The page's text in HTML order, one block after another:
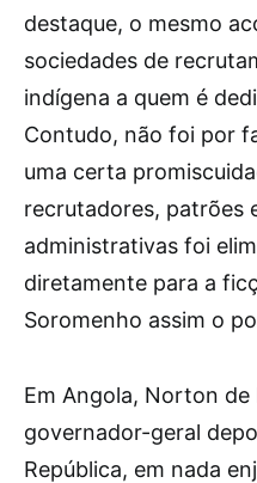
destaque, o mesmo
sociedades de
indígena a quem é
Contudo, não foi por
uma certa
recrutadores, patrões
administrativas foi
diretamente para a
Soromenho assim o
Em Angola, Norton
governador-geral
República, em nada